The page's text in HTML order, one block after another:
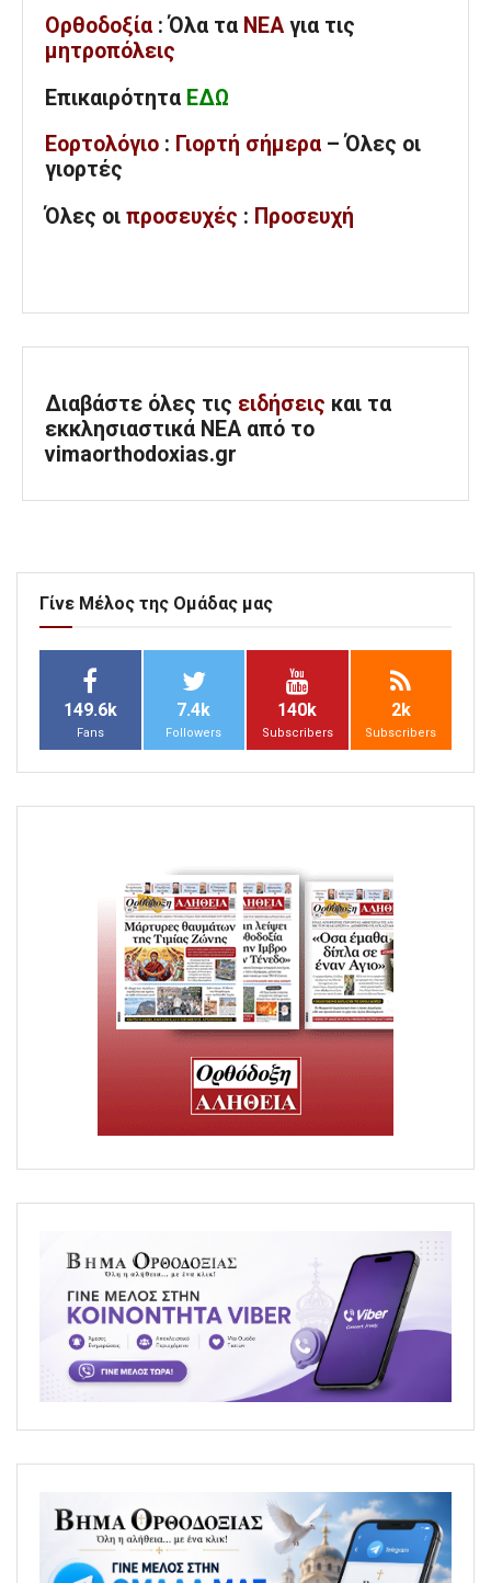
Ορθοδοξία : Όλα τα ΝΕΑ για τις
μητροπόλεις
Επικαιρότητα ΕΔΩ
Εορτολόγιο : Γιορτή σήμερα – Όλες οι
γιορτές
Όλες οι προσευχές : Προσευχή
Διαβάστε όλες τις ειδήσεις και τα
εκκλησιαστικά ΝΕΑ από το
vimaorthodoxias.gr
Γίνε Μέλος της Ομάδας μας
149.6k
Fans
7.4k
Followers
140k
Subscribers
2k
Subscribers